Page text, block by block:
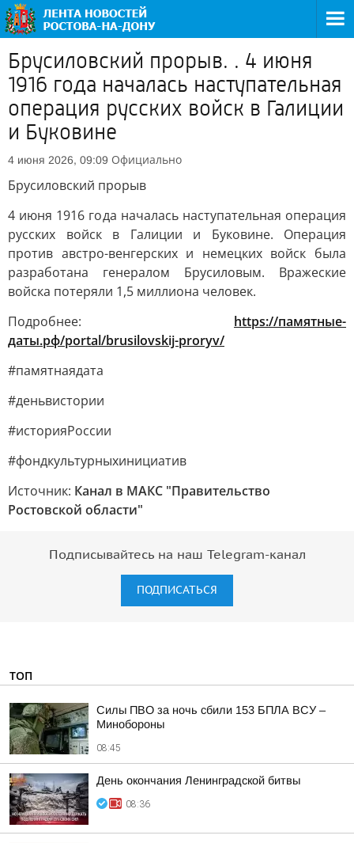
Брусиловский прорыв. . 4 июня
1916 года началась наступательная
операция русских войск в Галиции
и Буковине
4 июня 2026, 09:09 Официально
Брусиловский прорыв
4 июня 1916 года началась наступательная операция
русских войск в Галиции и Буковине. Операция
против австро-венгерских и немецких войск была
разработана генералом Брусиловым. Вражеские
войска потеряли 1,5 миллиона человек.
Подробнее: https://памятные-
даты.рф/portal/brusilovskij-proryv/
#памятнаядата
#деньвистории
#историяРоссии
#фондкультурныхинициатив
Источник: Канал в МАКС "Правительство
Ростовской области"
Подписывайтесь на наш Telegram-канал
ПОДПИСАТЬСЯ
ТОП
Силы ПВО за ночь сбили 153 БПЛА ВСУ –
Минобороны
08:45
День окончания Ленинградской битвы
08:36